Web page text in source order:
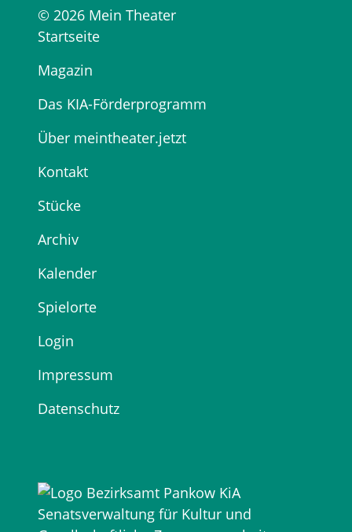
© 2026 Mein Theater
Startseite
Magazin
Das KIA-Förderprogramm
Über meintheater.jetzt
Kontakt
Stücke
Archiv
Kalender
Spielorte
Login
Impressum
Datenschutz